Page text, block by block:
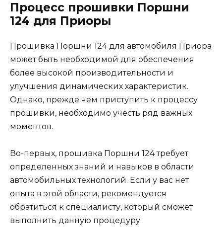
Процесс прошивки Поршни
124 для Приоры
Прошивка Поршни 124 для автомобиля Приора
может быть необходимой для обеспечения
более высокой производительности и
улучшения динамических характеристик.
Однако, прежде чем приступить к процессу
прошивки, необходимо учесть ряд важных
моментов.
Во-первых, прошивка Поршни 124 требует
определенных знаний и навыков в области
автомобильных технологий. Если у вас нет
опыта в этой области, рекомендуется
обратиться к специалисту, который сможет
выполнить данную процедуру.